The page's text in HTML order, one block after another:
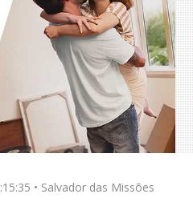
• Salvador das Missões